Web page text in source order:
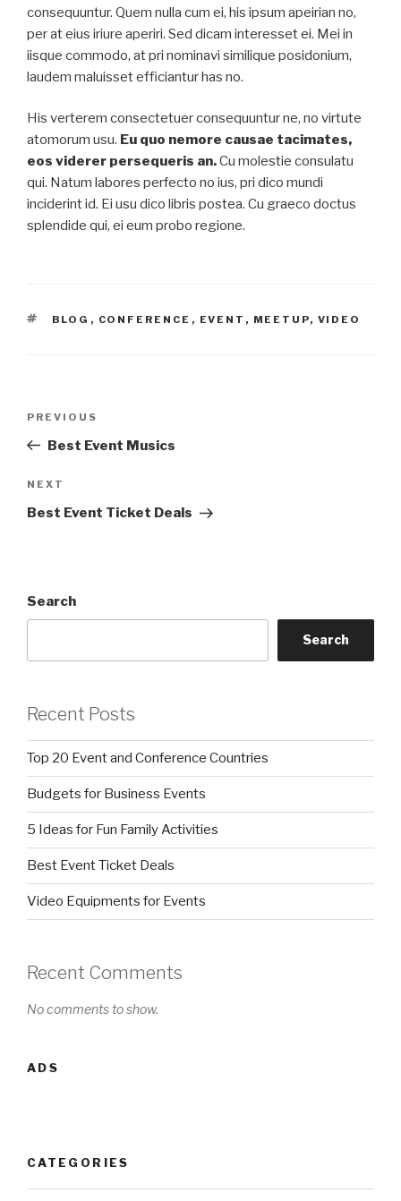
consequuntur. Quem nulla cum ei, his ipsum apeirian no,
per at eius iriure aperiri. Sed dicam interesset ei. Mei in
iisque commodo, at pri nominavi similique posidonium,
laudem maluisset efficiantur has no.
His verterem consectetuer consequuntur ne, no virtute
atomorum usu. Eu quo nemore causae tacimates,
eos viderer persequeris an.Cu molestie consulatu
qui. Natum labores perfecto no ius, pri dico mundi
inciderint id. Ei usu dico libris postea. Cu graeco doctus
splendide qui, ei eum probo regione.
TAGS
BLOG , CONFERENCE , EVENT , MEETUP, VIDEO
Previous
Post
PREVIOUS
Best Event Musics
Next
Post
NEXT
Best Event Ticket Deals
Search
Search
Recent Posts
Top 20 Event and Conference Countries
Budgets for Business Events
5 Ideas for Fun Family Activities
Best Event Ticket Deals
Video Equipments for Events
Recent Comments
No comments to show.
ADS
CATEGORIES